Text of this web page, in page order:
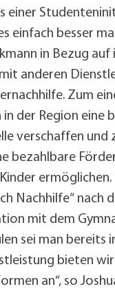
einer
einfach besser
in Bezug auf
anderen
Zum
der Region eine
verschaffen und
bezahlbare
Nachhilfe“ nach
mit dem
sei man bereits
bieten
an“, so